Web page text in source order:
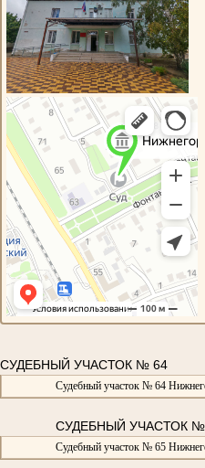
СУДЕБНЫЙ УЧАСТОК № 64
Судебный участок № 64
СУДЕБНЫЙ УЧАСТОК №
Судебный участок № 65